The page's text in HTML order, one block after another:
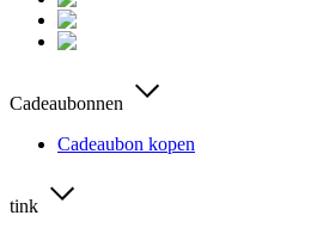
Cadeaubonnen
Cadeaubon kopen
tink